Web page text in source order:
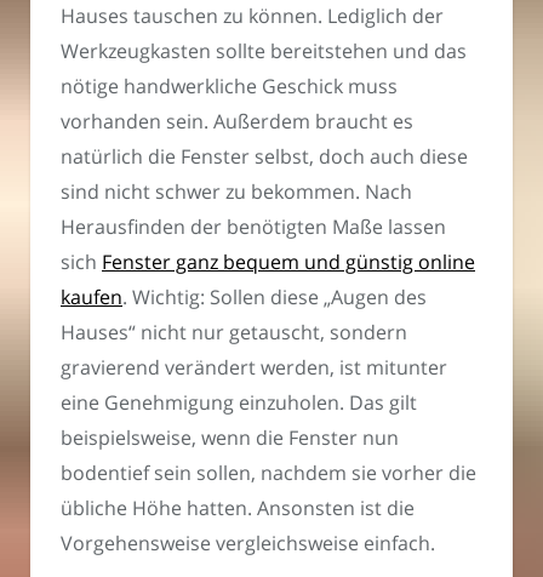
Hauses tauschen zu können. Lediglich der
Werkzeugkasten sollte bereitstehen und das
nötige handwerkliche Geschick muss
vorhanden sein. Außerdem braucht es
natürlich die Fenster selbst, doch auch diese
sind nicht schwer zu bekommen. Nach
Herausfinden der benötigten Maße lassen
sich Fenster ganz bequem und günstig online
kaufen. Wichtig: Sollen diese „Augen des
Hauses“ nicht nur getauscht, sondern
gravierend verändert werden, ist mitunter
eine Genehmigung einzuholen. Das gilt
beispielsweise, wenn die Fenster nun
bodentief sein sollen, nachdem sie vorher die
übliche Höhe hatten. Ansonsten ist die
Vorgehensweise vergleichsweise einfach.